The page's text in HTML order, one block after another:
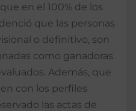
en el 100% de los
que las personas
o definitivo, son
como ganadoras
Además, que
con los perfiles
las actas de